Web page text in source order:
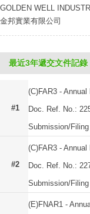
GOLDEN WELL
金邦實業有限公司
最近3年遞交文件記錄
#1
(C)FAR3 -
Doc. Ref. No.:
Submission/
#2
(C)FAR3 -
Doc. Ref. No.:
Submission/
(E)FNAR1 -